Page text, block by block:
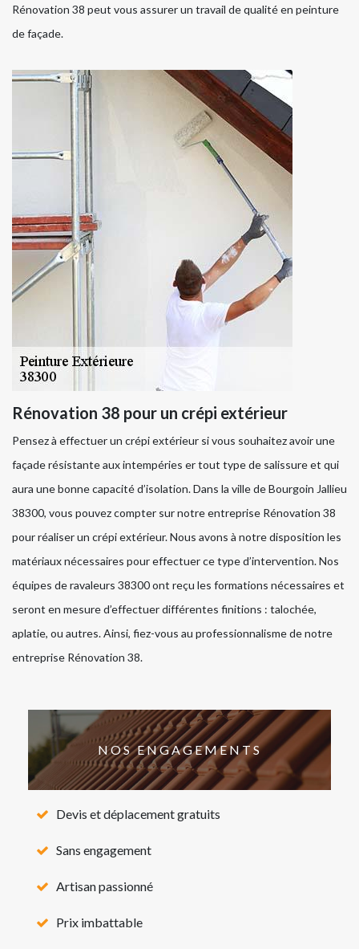
Rénovation 38 peut vous assurer un travail de qualité en peinture
de façade.
Rénovation 38 pour un crépi extérieur
Pensez à effectuer un crépi extérieur si vous souhaitez avoir une
façade résistante aux intempéries er tout type de salissure et qui
aura une bonne capacité d’isolation. Dans la ville de Bourgoin Jallieu
38300, vous pouvez compter sur notre entreprise Rénovation 38
pour réaliser un crépi extérieur. Nous avons à notre disposition les
matériaux nécessaires pour effectuer ce type d’intervention. Nos
équipes de ravaleurs 38300 ont reçu les formations nécessaires et
seront en mesure d’effectuer différentes finitions : talochée,
aplatie, ou autres. Ainsi, fiez-vous au professionnalisme de notre
entreprise Rénovation 38.
NOS ENGAGEMENTS
Devis et déplacement gratuits
Sans engagement
Artisan passionné
Prix imbattable